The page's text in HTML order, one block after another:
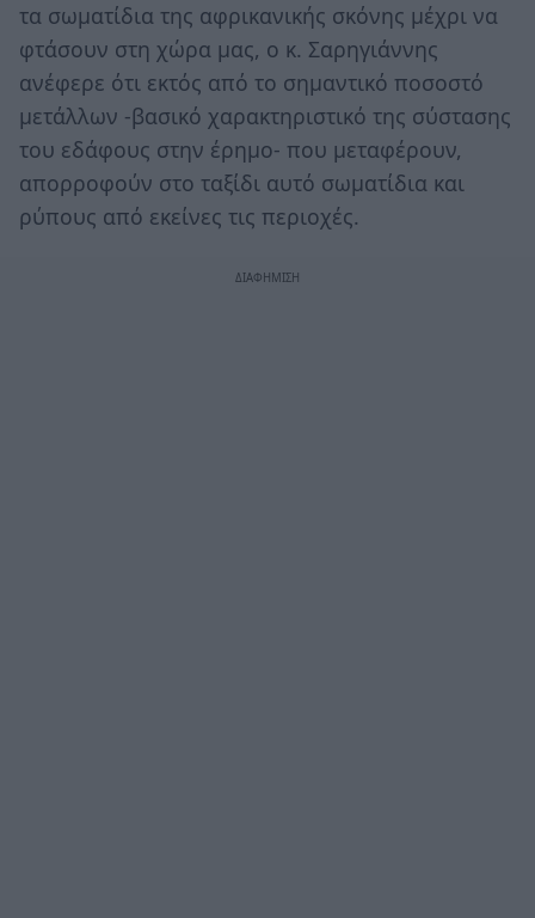
τα σωματίδια της αφρικανικής σκόνης μέχρι να
φτάσουν στη χώρα μας, ο κ. Σαρηγιάννης
ανέφερε ότι εκτός από το σημαντικό ποσοστό
μετάλλων -βασικό χαρακτηριστικό της σύστασης
του εδάφους στην έρημο- που μεταφέρουν,
απορροφούν στο ταξίδι αυτό σωματίδια και
ρύπους από εκείνες τις περιοχές.